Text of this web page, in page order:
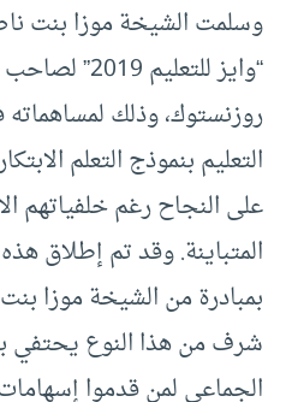
وسلمت الشيخة موزا بنت
“وايز
روزنستوك، وذلك لمساهماته
التعليم بنموذج التعلم
على النجاح رغم خلفياتهم
المتباينة.وقد تم إطلاق هذه
بمبادرة من الشيخة موزا
شرف من هذا النوع يحتفي
الجماعي لمن قدموا